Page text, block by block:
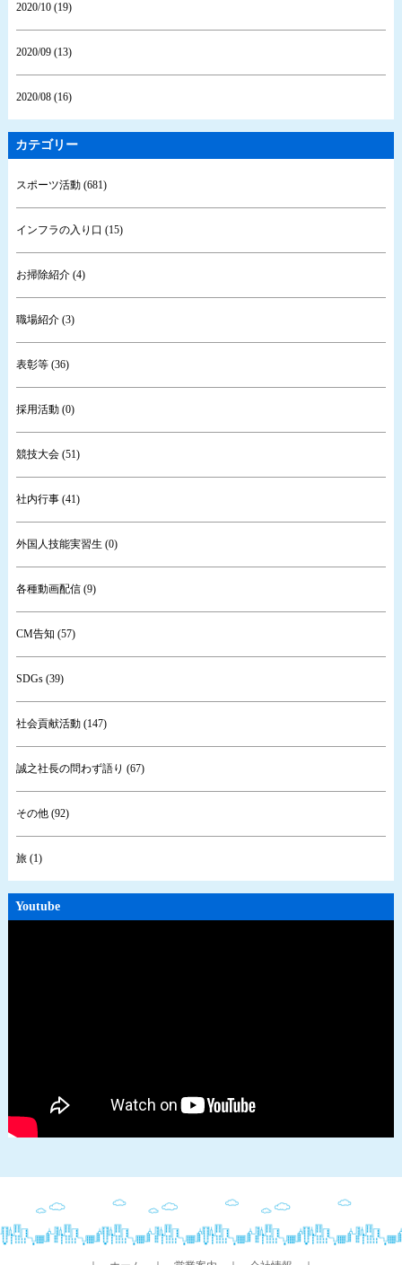
2020/10 (19)
2020/09 (13)
2020/08 (16)
カテゴリー
スポーツ活動 (681)
インフラの入り口 (15)
お掃除紹介 (4)
職場紹介 (3)
表彰等 (36)
採用活動 (0)
競技大会 (51)
社内行事 (41)
外国人技能実習生 (0)
各種動画配信 (9)
CM告知 (57)
SDGs (39)
社会貢献活動 (147)
誠之社長の問わず語り (67)
その他 (92)
旅 (1)
Youtube